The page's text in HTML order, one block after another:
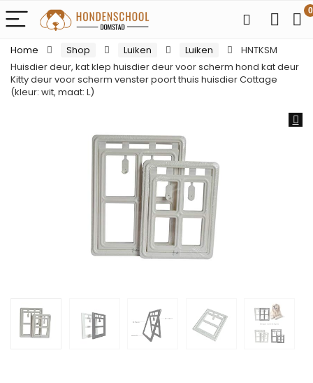
0
Home Shop Luiken Luiken
HNTKSM
Huisdier deur, kat klep huisdier deur voor scherm hond kat deur
Kitty deur voor scherm venster poort thuis huisdier Cottage
(kleur: wit, maat: L)